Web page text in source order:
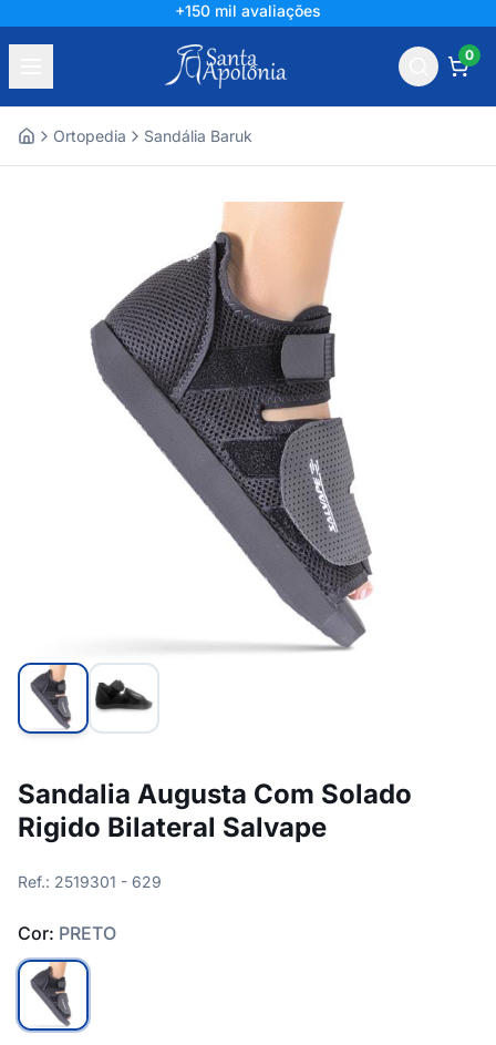
+150 mil avaliações
0
Ortopedia Sandália Baruk
Sandalia Augusta Com Solado
Rigido Bilateral Salvape
Ref.: 2519301 - 629
Cor: PRETO